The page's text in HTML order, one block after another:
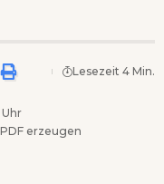
PDF erzeugen
Lesezeit 4 Min.